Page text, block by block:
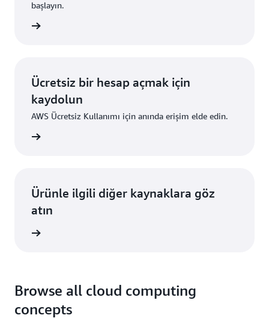
başlayın.
Ücretsiz bir hesap açmak için
kaydolun
AWS Ücretsiz Kullanımı için anında erişim elde edin.
Ürünle ilgili diğer kaynaklara göz
atın
Browse all cloud computing
concepts